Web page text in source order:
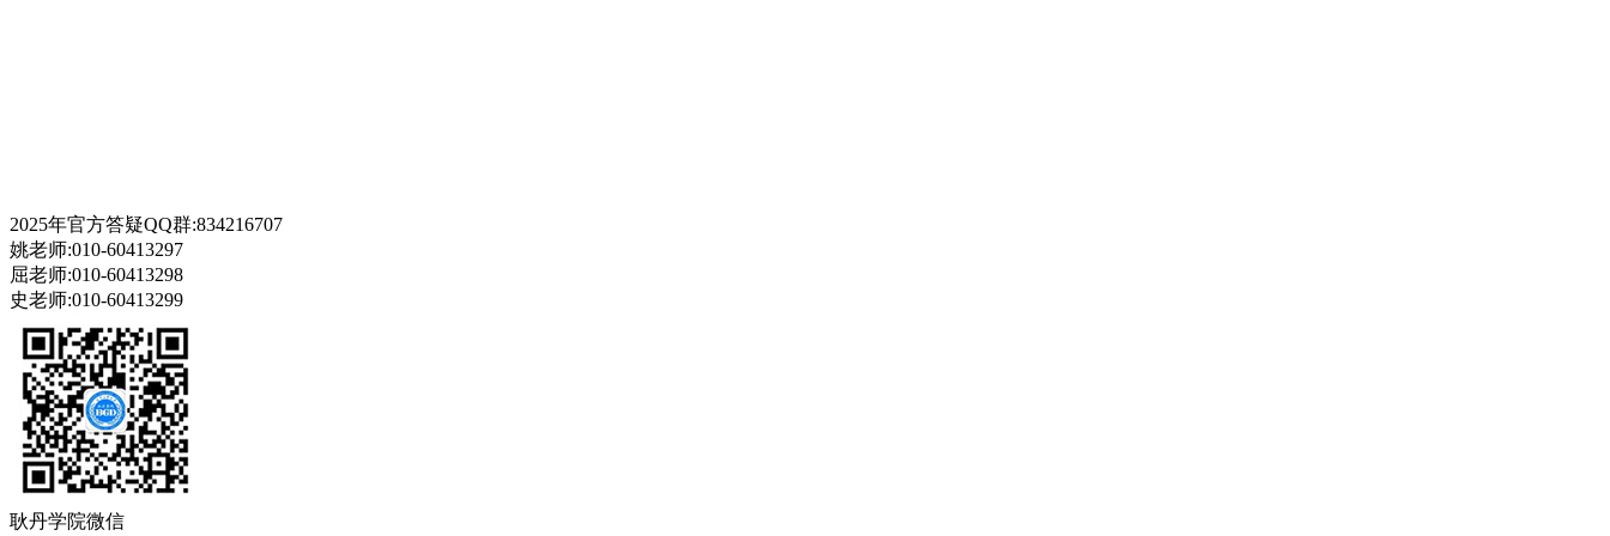
2025年官方答疑QQ群:834216707
姚老师:010-60413297
屈老师:010-60413298
史老师:010-60413299
耿丹学院微信